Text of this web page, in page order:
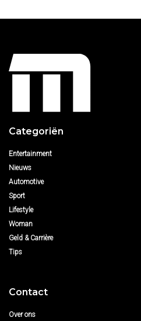
Categoriën
Entertainment
Nieuws
Automotive
Sport
Lifestyle
Woman
Geld & Carrière
Tips
Contact
Over ons